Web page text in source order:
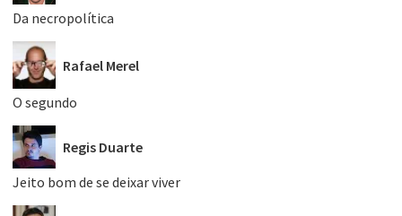
Da necropolítica
Rafael Merel
O segundo
Regis Duarte
Jeito bom de se deixar viver